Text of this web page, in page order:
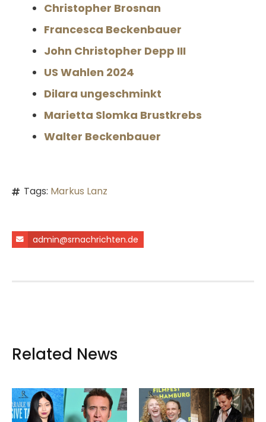
Christopher Brosnan
Francesca Beckenbauer
John Christopher Depp III
US Wahlen 2024
Dilara ungeschminkt
Marietta Slomka Brustkrebs
Walter Beckenbauer
Tags: Markus Lanz
admin@srnachrichten.de
Related News